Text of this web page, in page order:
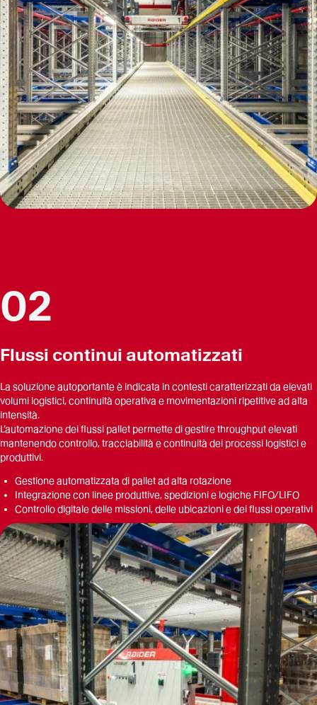
02
Flussi continui automatizzati
La soluzione autoportante è indicata in contesti caratterizzati da elevati
volumi logistici, continuità operativa e movimentazioni ripetitive ad alta
intensità.
L’automazione dei flussi pallet permette di gestire throughput elevati
mantenendo controllo, tracciabilità e continuità dei processi logistici e
produttivi.
Gestione automatizzata di pallet ad alta rotazione
Integrazione con linee produttive, spedizioni e logiche FIFO/LIFO
Controllo digitale delle missioni, delle ubicazioni e dei flussi operativi